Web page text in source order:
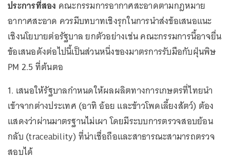
ประการที่สอง คณะกรรมการอากาศสะอาดตามกฎหมาย
อากาศสะอาด ควรมีบทบาทเชิงรุกในการนำส่งข้อเสนอแนะ
เชิงนโยบายต่อรัฐบาล ยกตัวอย่างเช่น คณะกรรมการนี้อาจยื่น
ข้อเสนอดังต่อไปนี้เป็นส่วนหนึ่งของมาตรการรับมือกับฝุ่นพิษ
PM 2.5 ที่ต้นตอ
1. เสนอให้รัฐบาลกำหนดให้ผลผลิตทางการเกษตรที่ไทยนำ
เข้าจากต่างประเทศ (อาทิ อ้อย และข้าวโพดเลี้ยงสัตว์) ต้อง
แสดงว่าผ่านมาตรฐานไม่เผา โดยมีระบบการตรวจสอบย้อน
กลับ (traceability) ที่น่าเชื่อถือและสาธารณะสามารถตรวจ
สอบได้